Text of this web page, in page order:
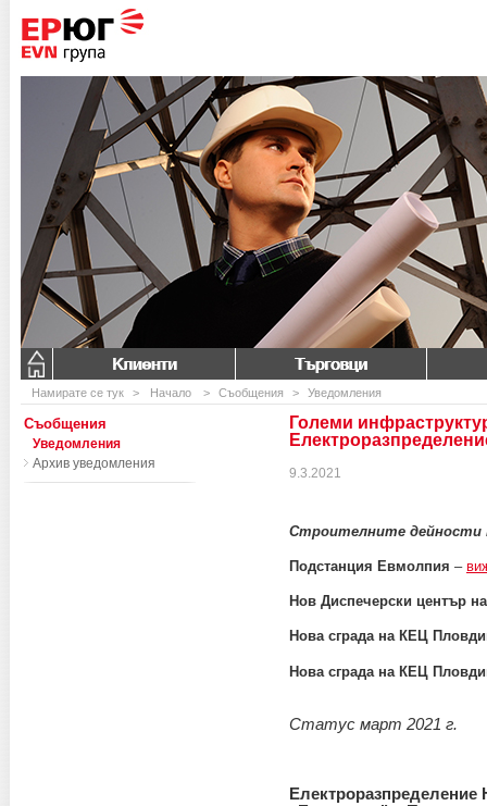
Клиенти Търговци
Намирате се тук > Начало > Съобщения > Уведомления
Големи
9.3.2021
Строителните дейности
Подстанция Евмолпия –
Нов Диспечерски център
Нова сграда на КЕЦ
Нова сграда на КЕЦ
Статус март 2021 г.
Електроразпределение
Съобщения
Уведомления
Архив уведомления